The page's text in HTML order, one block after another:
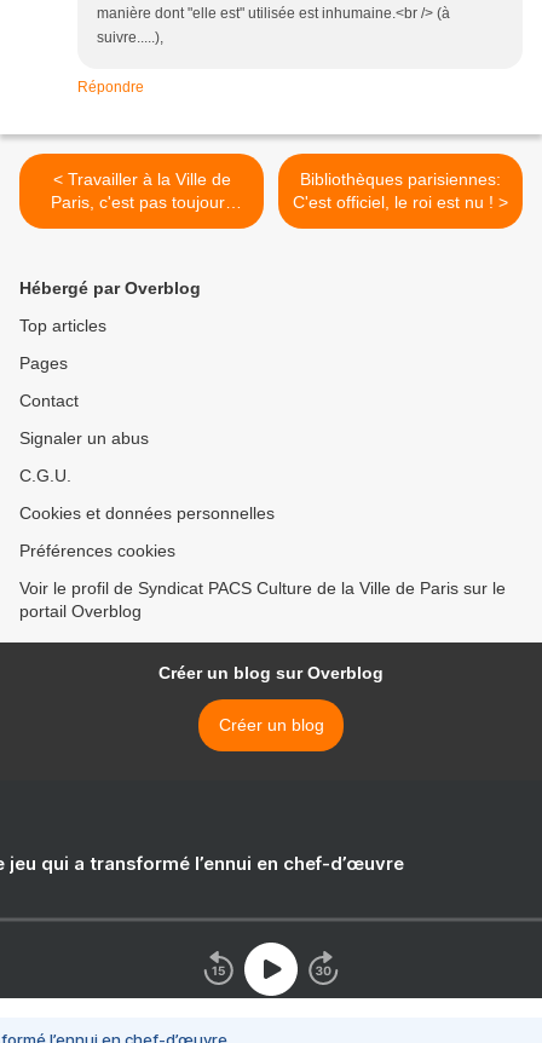
manière dont "elle est" utilisée est inhumaine.<br /> (à
suivre.....),
Répondre
< Travailler à la Ville de
Paris, c'est pas toujours
facile !
Bibliothèques parisiennes:
C'est officiel, le roi est nu ! >
Hébergé par Overblog
Top articles
Pages
Contact
Signaler un abus
C.G.U.
Cookies et données personnelles
Préférences cookies
Voir le profil de Syndicat PACS Culture de la Ville de Paris sur le
portail Overblog
Créer un blog sur Overblog
Créer un blog
jeu qui a transformé l’ennui en chef-d’œuvre